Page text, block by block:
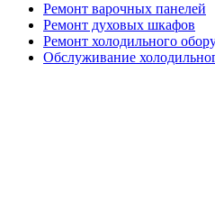
Ремонт варочных панелей
Ремонт духовых шкафов
Ремонт холодильного
Обслуживание